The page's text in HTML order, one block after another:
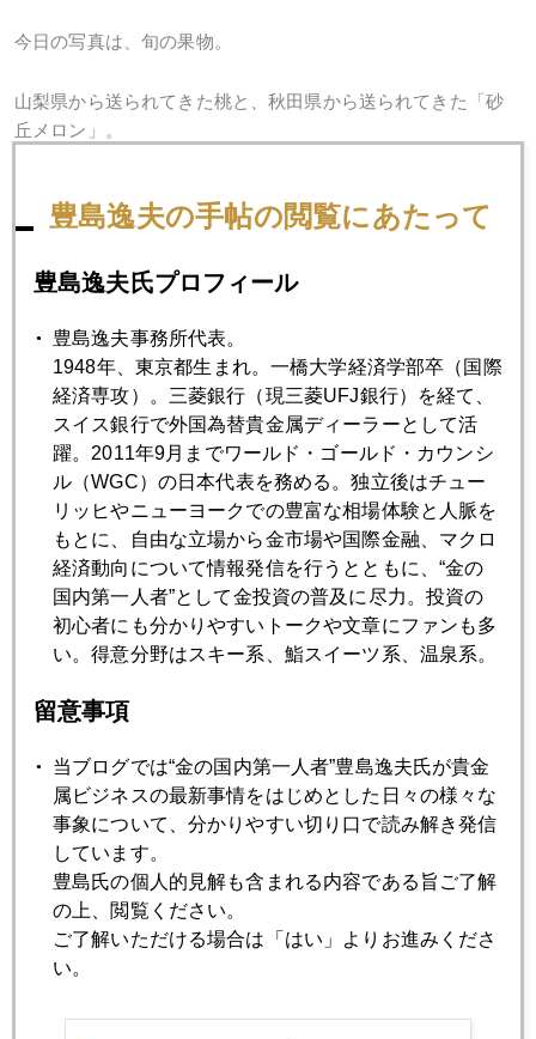
今日の写真は、旬の果物。
山梨県から送られてきた桃と、秋田県から送られてきた「砂
丘メロン」。
豊島逸夫の手帖の閲覧にあたって
豊島逸夫氏プロフィール
豊島逸夫事務所代表。
1948年、東京都生まれ。一橋大学経済学部卒（国際
経済専攻）。三菱銀行（現三菱UFJ銀行）を経て、
スイス銀行で外国為替貴金属ディーラーとして活
躍。2011年9月までワールド・ゴールド・カウンシ
ル（WGC）の日本代表を務める。独立後はチュー
リッヒやニューヨークでの豊富な相場体験と人脈を
もとに、自由な立場から金市場や国際金融、マクロ
経済動向について情報発信を行うとともに、“金の
国内第一人者”として金投資の普及に尽力。投資の
初心者にも分かりやすいトークや文章にファンも多
い。得意分野はスキー系、鮨スイーツ系、温泉系。
留意事項
当ブログでは“金の国内第一人者”豊島逸夫氏が貴金
属ビジネスの最新事情をはじめとした日々の様々な
事象について、分かりやすい切り口で読み解き発信
しています。
豊島氏の個人的見解も含まれる内容である旨ご了解
の上、閲覧ください。
ご了解いただける場合は「はい」よりお進みくださ
い。